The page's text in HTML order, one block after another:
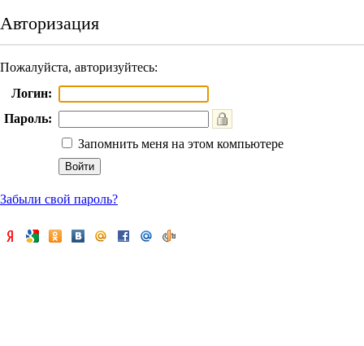
Авторизация
Пожалуйста, авторизуйтесь:
Логин:
Пароль:
Запомнить меня на этом компьютере
Забыли свой пароль?